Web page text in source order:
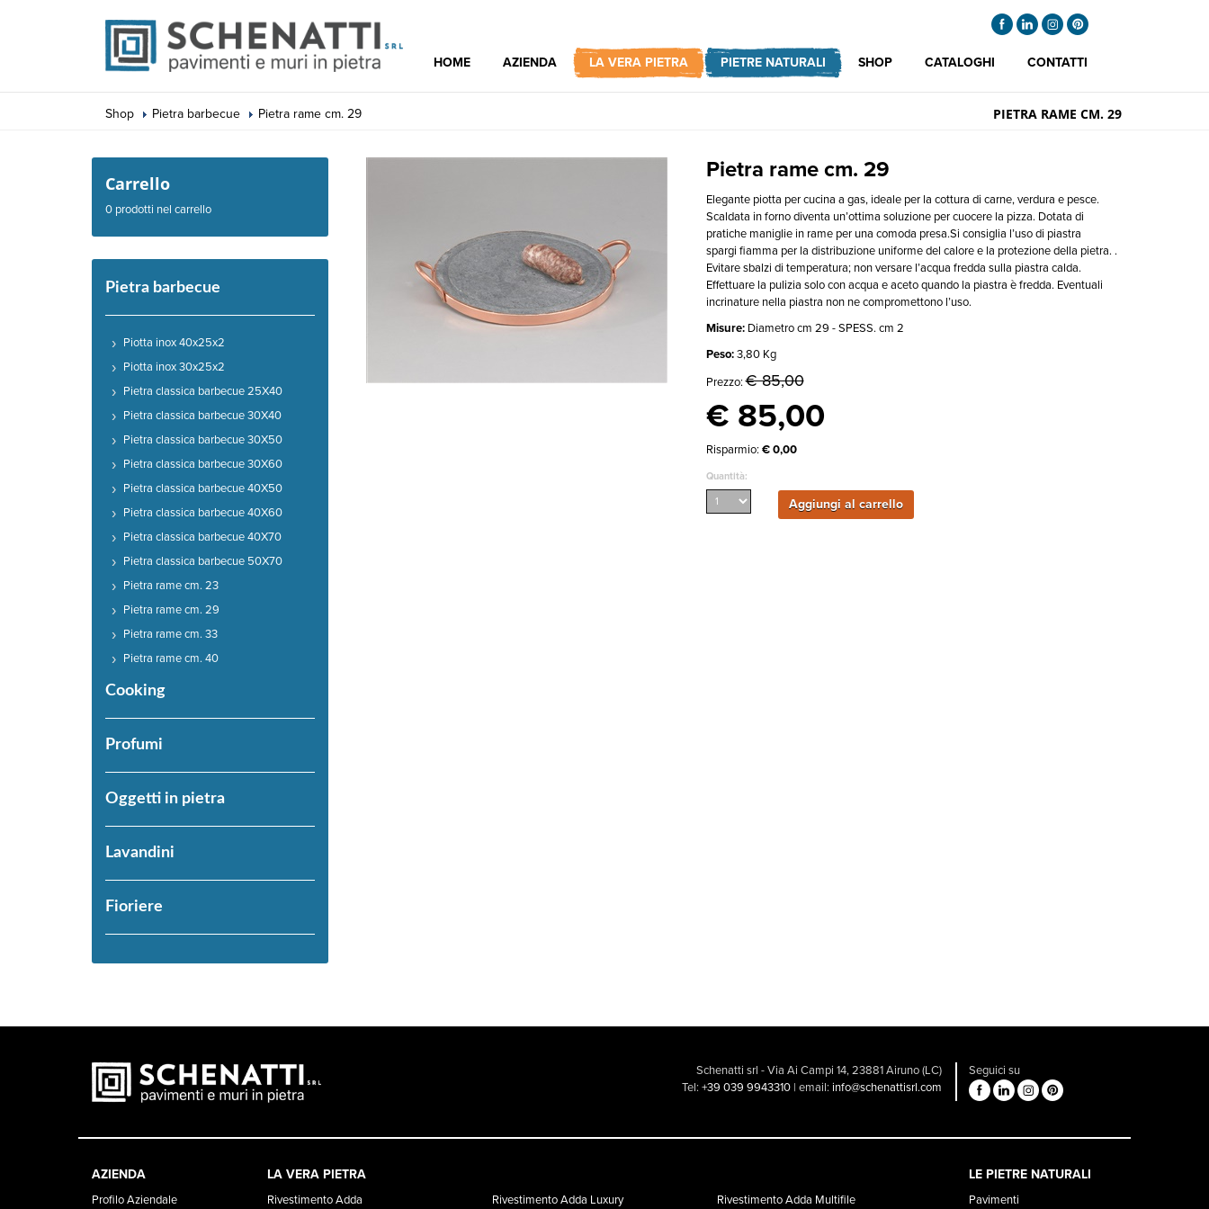
HOME AZIENDA LA VERA PIETRA PIETRE NATURALI SHOP CATALOGHI CONTATTI
Shop Pietra barbecue Pietra rame cm. 29 PIETRA RAME CM. 29
Carrello
0 prodotti nel carrello
Pietra barbecue
Piotta inox 40x25x2
Piotta inox 30x25x2
Pietra classica barbecue 25X40
Pietra classica barbecue 30X40
Pietra classica barbecue 30X50
Pietra classica barbecue 30X60
Pietra classica barbecue 40X50
Pietra classica barbecue 40X60
Pietra classica barbecue 40X70
Pietra classica barbecue 50X70
Pietra rame cm. 23
Pietra rame cm. 29
Pietra rame cm. 33
Pietra rame cm. 40
Cooking
Profumi
Oggetti in pietra
Lavandini
Fioriere
Pietra rame cm. 29
Elegante piotta per cucina a gas, ideale per la cottura di carne, verdura e pesce.
Scaldata in forno diventa un’ottima soluzione per cuocere la pizza. Dotata di
pratiche maniglie in rame per una comoda presa.Si consiglia l’uso di piastra
spargi fiamma per la distribuzione uniforme del calore e la protezione della pietra. .
Evitare sbalzi di temperatura; non versare l’acqua fredda sulla piastra calda.
Effettuare la pulizia solo con acqua e aceto quando la piastra è fredda. Eventuali
incrinature nella piastra non ne compromettono l’uso.
Misure:Diametro cm 29 - SPESS. cm 2
Peso:3,80 Kg
Prezzo:€ 85,00
€ 85,00
Risparmio: € 0,00
Quantità:
Aggiungi al carrello
Schenatti srl - Via Ai Campi 14, 23881 Airuno (LC)
Tel: +39 039 9943310 | email: info@schenattisrl.com
Seguici su
AZIENDA
Profilo Aziendale
LA VERA PIETRA
Rivestimento Adda Rivestimento Adda Luxury Rivestimento Adda Multifile
LE PIETRE NATURALI
Pavimenti